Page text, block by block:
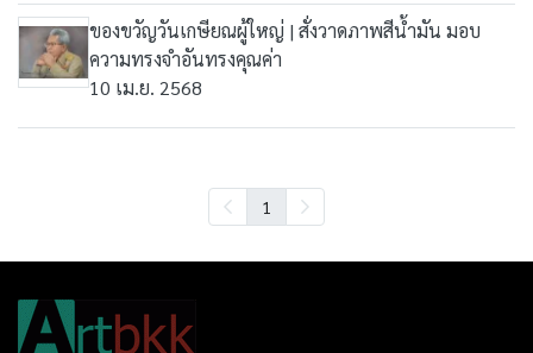
ของขวัญวันเกษียณผู้ใหญ่ | สั่งวาดภาพสีน้ำมัน มอบ
ความทรงจำอันทรงคุณค่า
10 เม.ย. 2568
1